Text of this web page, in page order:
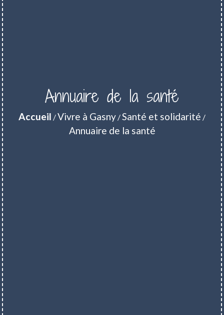
Annuaire de la santé
Accueil /Vivre à Gasny /Santé et solidarité /
Annuaire de la santé